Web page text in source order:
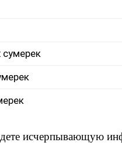
сумерек
исчерпывающую